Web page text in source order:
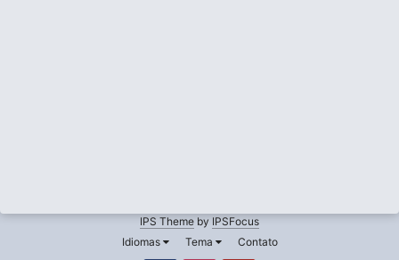
IPS Theme by IPSFocus
Idiomas
Tema Contato